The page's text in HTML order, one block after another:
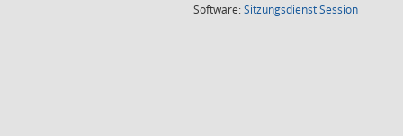
Software:SitzungsdienstSession(Wird in